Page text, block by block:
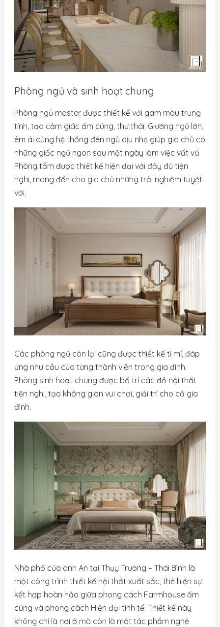
Phòng ngủ và sinh hoạt chung
Phòng ngủ master được thiết kế với gam màu trung
tính, tạo cảm giác ấm cúng, thư thái. Giường ngủ lớn,
êm ái cùng hệ thống đèn ngủ dịu nhẹ giúp gia chủ có
những giấc ngủ ngon sau một ngày làm việc vất vả.
Phòng tắm được thiết kế hiện đại với đầy đủ tiện
nghi, mang đến cho gia chủ những trải nghiệm tuyệt
vời.
Các phòng ngủ còn lại cũng được thiết kế tỉ mỉ, đáp
ứng nhu cầu của từng thành viên trong gia đình.
Phòng sinh hoạt chung được bố trí các đồ nội thất
tiện nghi, tạo không gian vui chơi, giải trí cho cả gia
đình.
Nhà phố của anh An tại Thụy Trường – Thái Bình là
một công trình thiết kế nội thất xuất sắc, thể hiện sự
kết hợp hoàn hảo giữa phong cách Farmhouse ấm
cúng và phong cách Hiện đại tinh tế. Thiết kế này
không chỉ là nơi ở mà còn là một tác phẩm nghệ